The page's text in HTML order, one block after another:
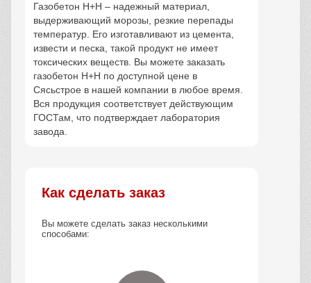
Газобетон Н+Н – надежный материал,
выдерживающий морозы, резкие перепады
температур. Его изготавливают из цемента,
извести и песка, такой продукт не имеет
токсических веществ. Вы можете заказать
газобетон Н+Н по доступной цене в
Сясьстрое в нашей компании в любое время.
Вся продукция соответствует действующим
ГОСТам, что подтверждает лаборатория
завода.
Как сделать заказ
Вы можете сделать заказ несколькими
способами: